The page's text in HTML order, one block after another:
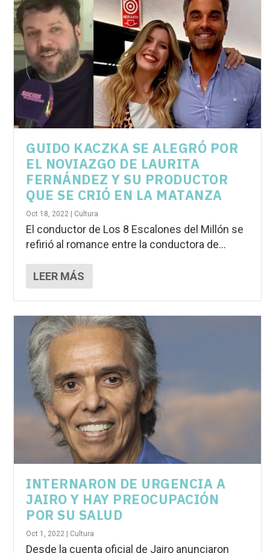
GUIDO KACZKA SE ALEGRÓ POR
EL NOVIAZGO DE LAURITA
FERNÁNDEZ Y SU PRODUCTOR
QUE SE CRIÓ EN LA MATANZA
Oct 18, 2022 Cultura
El conductor de Los 8 Escalones del Millón se
refirió al romance entre la conductora de...
LEER MÁS
INTERNARON DE URGENCIA A
JAIRO Y HAY PREOCUPACIÓN
POR SU SALUD
Oct 1, 2022 | Cultura
Desde la cuenta oficial de Jairo anunciaron